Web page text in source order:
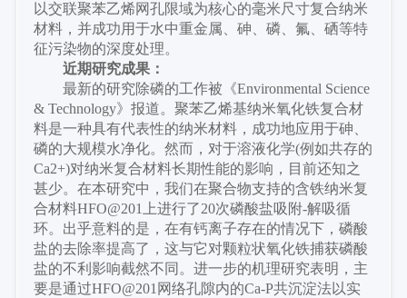
以交联聚苯乙烯网孔限域为核心的毫米尺寸复合纳米
材料，并成功用于水中重金属、砷、磷、氟、硒等特
征污染物的深度处理。
近期研究成果：
最新的研究除磷的工作被《Environmental Science
& Technology》报道。聚苯乙烯基纳米氧化铁复合材
料是一种具有代表性的纳米材料，成功地应用于砷、
磷的大规模水净化。然而，对于溶液化学(例如共存的
Ca2+)对纳米复合材料长期性能的影响，目前还知之
甚少。在本研究中，我们在聚合物支持的含铁纳米复
合材料HFO@201上进行了20次磷酸盐吸附-解吸循
环。出乎意料的是，在有钙离子存在的情况下，磷酸
盐的去除率提高了，这与它对颗粒状氧化铁捕获磷酸
盐的不利影响截然不同。进一步的机理研究表明，主
要是通过HFO@201网络孔隙内的Ca-P共沉淀法以实